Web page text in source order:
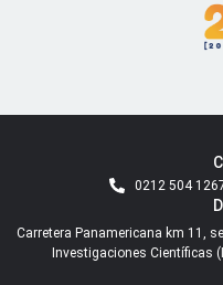
0212 504
Carretera Panamericana km 11,
Investigaciones Científicas